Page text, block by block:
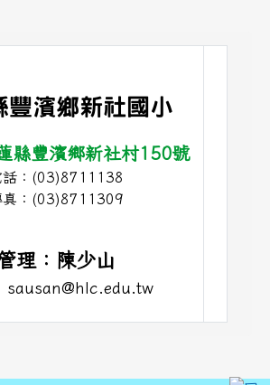
豐濱鄉新社國小
縣豐濱鄉新社村150號
話：(03)8711138
真：(03)8711309
理：陳少山
sausan@hlc.edu.tw